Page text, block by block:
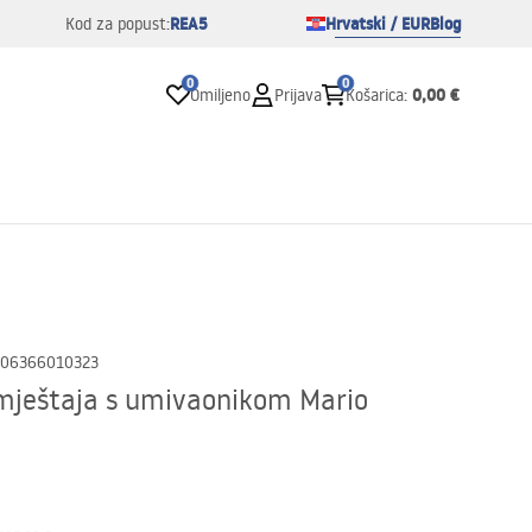
Kod za popust:REA5 Hrvatski / EURBlog
0
Omiljeno Prijava
0
Košarica: 0,00 €
s umivaonikom Mario